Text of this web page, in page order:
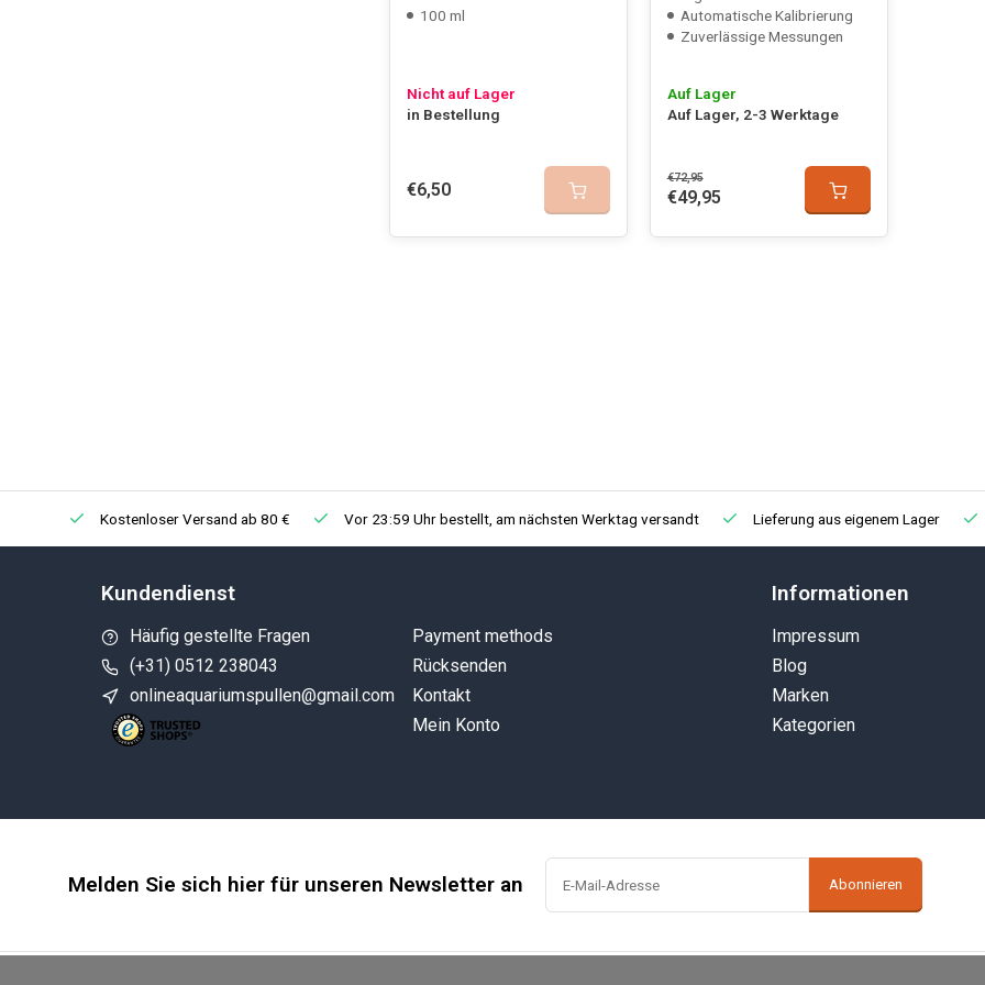
100 ml
Nicht auf Lager
in Bestellung
€6,50
Automatische Kalibrierung
Zuverlässige Messungen
Auf Lager
Auf Lager, 2-3 Werktage
€72,95
€49,95
Kostenloser Versand ab 80 € Vor 23:59 Uhr bestellt, am nächsten Werktag versandt Lieferung aus eigenem Lager
Kundendienst
Häufig gestellte Fragen
(+31) 0512 238043
onlineaquariumspullen@gmail.com
Payment methods
Rücksenden
Kontakt
Mein Konto
Informationen
Impressum
Blog
Marken
Kategorien
Melden Sie sich hier für unseren Newsletter an Abonnieren